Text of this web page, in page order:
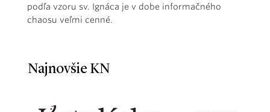
podľa vzoru sv. Ignáca je v dobe informačného
chaosu veľmi cenné.
Najnovšie KN